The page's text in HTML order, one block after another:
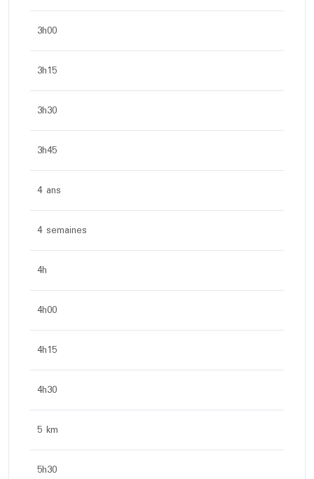
3h00
3h15
3h30
3h45
4 ans
4 semaines
4h
4h00
4h15
4h30
5 km
5h30